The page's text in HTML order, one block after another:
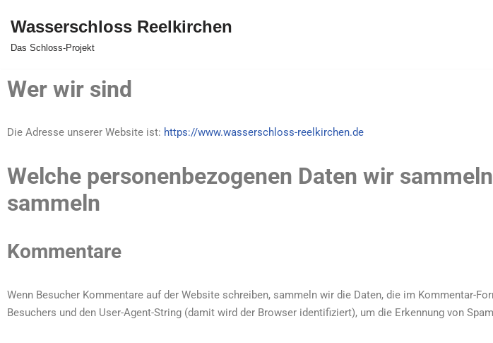
Wasserschloss Reelkirchen
Das Schloss-Projekt
Wer wir sind
Die Adresse unserer Website ist: https://www.wasserschloss-reelkirchen.de
Welche personenbezogenen Daten wir
sammeln
Kommentare
Wenn Besucher Kommentare auf der Website schreiben, sammeln wir die Daten, die im Kommentar-
Besuchers und den User-Agent-String (damit wird der Browser identifiziert), um die Erkennung von